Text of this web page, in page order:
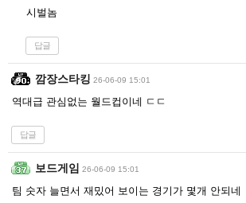
시벌놈
답글
깜장스타킹 26-06-09 15:01
역대급 관심없는 월드컵이네 ㄷㄷ
답글
보드게임 26-06-09 15:01
팀 숫자 늘면서 재밌어 보이는 경기가 몇개 안되네